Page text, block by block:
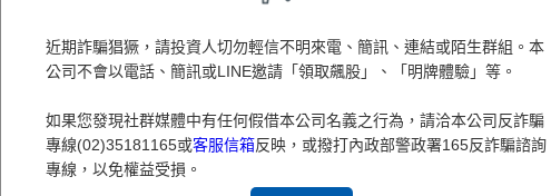
近期詐騙猖獗，請投資人切勿輕信不明來電、簡訊、連結或陌生群組。本
公司不會以電話、簡訊或LINE邀請「領取飆股」、「明牌體驗」等。
如果您發現社群媒體中有任何假借本公司名義之行為，請洽本公司反詐騙
專線(02)35181165或客服信箱反映，或撥打內政部警政署165反詐騙諮詢
專線，以免權益受損。